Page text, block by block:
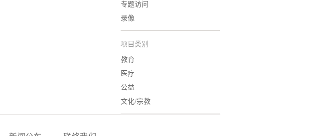
专题访问
录像
项目类别
教育
医疗
公益
文化/宗教